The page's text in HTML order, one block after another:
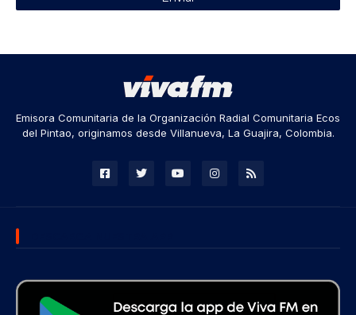
Emisora Comunitaria de la Organización Radial Comunitaria Ecos
del Pintao, originamos desde Villanueva, La Guajira, Colombia.